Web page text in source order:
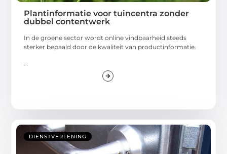
Plantinformatie voor tuincentra zonder
dubbel contentwerk
In de groene sector wordt online vindbaarheid steeds
sterker bepaald door de kwaliteit van productinformatie.
DIENSTVERLENING